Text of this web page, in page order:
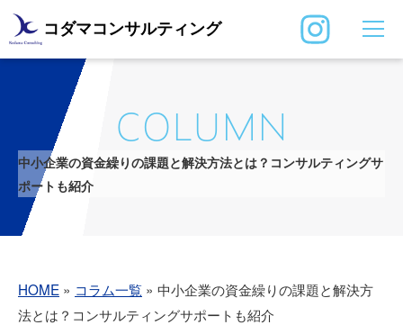
コダマコンサルティング
COLUMN
中小企業の資金繰りの課題と解決方法とは？コンサルティングサ
ポートも紹介
HOME » コラム一覧 » 中小企業の資金繰りの課題と解決方
法とは？コンサルティングサポートも紹介